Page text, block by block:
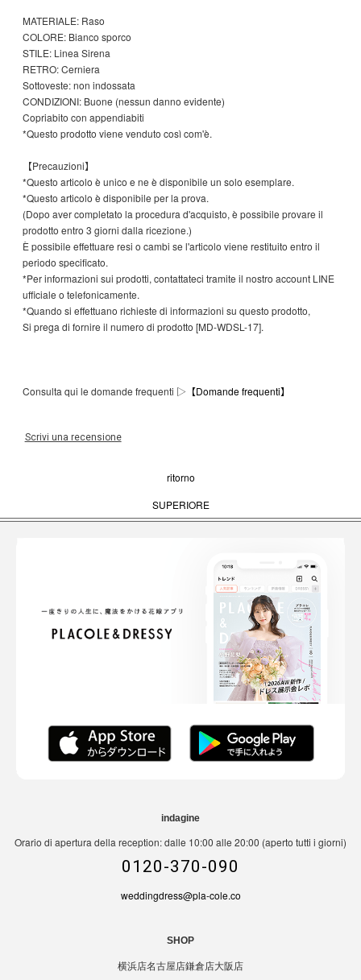
MATERIALE: Raso
COLORE: Bianco sporco
STILE: Linea Sirena
RETRO: Cerniera
Sottoveste: non indossata
CONDIZIONI: Buone (nessun danno evidente)
Copriabito con appendiabiti
*Questo prodotto viene venduto così com'è.
【Precauzioni】
*Questo articolo è unico e ne è disponibile un solo esemplare.
*Questo articolo è disponibile per la prova.
(Dopo aver completato la procedura d'acquisto, è possibile provare il
prodotto entro 3 giorni dalla ricezione.)
È possibile effettuare resi o cambi se l'articolo viene restituito entro il
periodo specificato.
*Per informazioni sui prodotti, contattateci tramite il nostro account LINE
ufficiale o telefonicamente.
*Quando si effettuano richieste di informazioni su questo prodotto,
Si prega di fornire il numero di prodotto [MD-WDSL-17].
Consulta qui le domande frequenti ▷ 【Domande frequenti】
Scrivi una recensione
ritorno
SUPERIORE
indagine
Orario di apertura della reception: dalle 10:00 alle 20:00 (aperto tutti i giorni)
0120-370-090
weddingdress@pla-cole.co
SHOP
横浜店名古屋店鎌倉店大阪店